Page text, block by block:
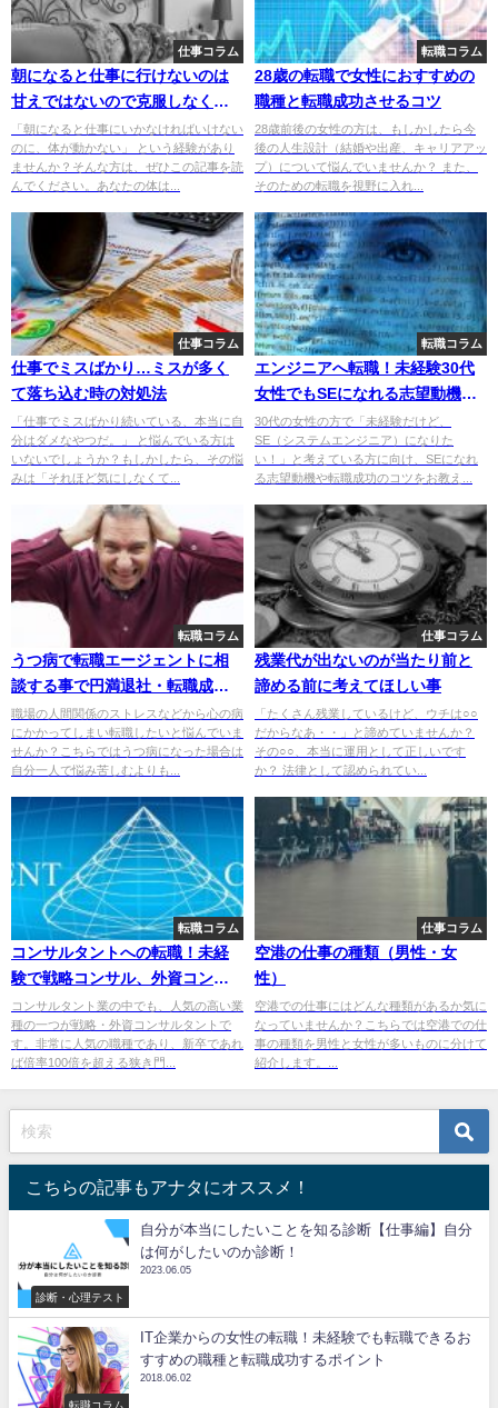
仕事コラム
朝になると仕事に行けないのは
甘えではないので克服しなくて
良い理由
「朝になると仕事にいかなければいけない
のに、体が動かない」 という経験があり
ませんか？そんな方は、ぜひこの記事を読
んでください。あなたの体は...
転職コラム
28歳の転職で女性におすすめの
職種と転職成功させるコツ
28歳前後の女性の方は、もしかしたら今
後の人生設計（結婚や出産、キャリアアッ
プ）について悩んでいませんか？ また、
そのための転職を視野に入れ...
仕事コラム
仕事でミスばかり…ミスが多く
て落ち込む時の対処法
「仕事でミスばかり続いている、本当に自
分はダメなやつだ。」 と悩んでいる方は
いないでしょうか？もしかしたら、その悩
みは「それほど気にしなくて...
転職コラム
エンジニアへ転職！未経験30代
女性でもSEになれる志望動機や
転職成功のコツ
30代の女性の方で「未経験だけど、
SE（システムエンジニア）になりた
い！」と考えている方に向け、SEになれ
る志望動機や転職成功のコツをお教え...
転職コラム
うつ病で転職エージェントに相
談する事で円満退社・転職成功
できる理由4つ
職場の人間関係のストレスなどから心の病
にかかってしまい転職したいと悩んでいま
せんか？こちらではうつ病になった場合は
自分一人で悩み苦しむよりも...
仕事コラム
残業代が出ないのが当たり前と
諦める前に考えてほしい事
「たくさん残業しているけど、ウチは○○
だからなあ・・」と諦めていませんか？
その○○、本当に運用として正しいです
か？ 法律として認められてい...
転職コラム
コンサルタントへの転職！未経
験で戦略コンサル、外資コンサ
ルに転職するコツ
コンサルタント業の中でも、人気の高い業
種の一つが戦略・外資コンサルタントで
す。非常に人気の職種であり、新卒であれ
ば倍率100倍を超える狭き門...
仕事コラム
空港の仕事の種類（男性・女
性）
空港での仕事にはどんな種類があるか気に
なっていませんか？こちらでは空港での仕
事の種類を男性と女性が多いものに分けて
紹介します。...
こちらの記事もアナタにオススメ！
診断・心理テスト
自分が本当にしたいことを知る診断【仕事編】自分
は何がしたいのか診断！
2023.06.05
転職コラム
IT企業からの女性の転職！未経験でも転職できるお
すすめの職種と転職成功するポイント
2018.06.02